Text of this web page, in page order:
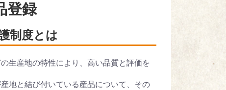
登録
制度とは
生産地の特性により、高い品質と評価を
地と結び付いている産品について、その